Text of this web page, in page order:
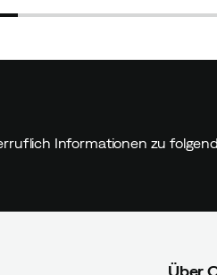
Informationen zu
Über